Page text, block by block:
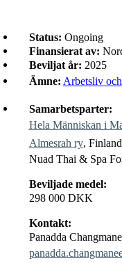
Status: Ongoing
Finansierat av:
Beviljat år: 2025
Ämne: Arbetsliv
Samarbetsparter:
Hela Människan i
Almesrah ry, Finland
Nuad Thai & Spa
Beviljade medel:
298 000 DKK
Kontakt:
Panadda